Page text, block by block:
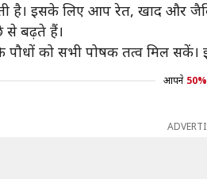
है। इसके लिए आप रेत, खाद और
से बढ़ते हैं।
को सभी पोषक तत्व मिल सकें।
आपने 50%